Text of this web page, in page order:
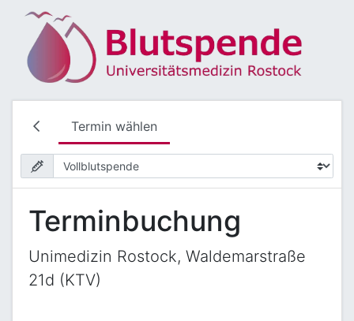
Termin wählen
Terminbuchung
Unimedizin Rostock, Waldemarstraße
21d (KTV)